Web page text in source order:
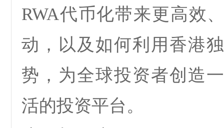
RWA代币化带来更高效
动，以及如何利用香港
势，为全球投资者创造
活的投资平台。